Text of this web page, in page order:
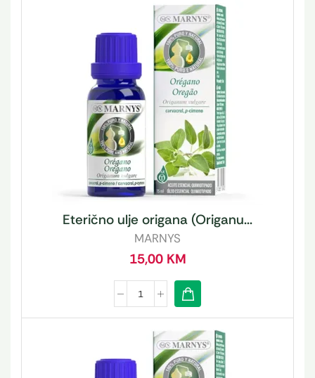
Eterično ulje origana (Origanu...
MARNYS
15,00 KM